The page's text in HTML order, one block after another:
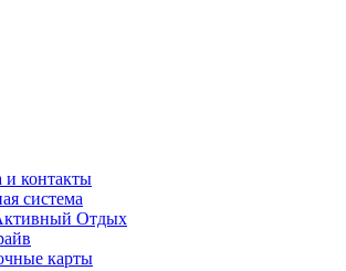
и контакты
система
Отдых
карты